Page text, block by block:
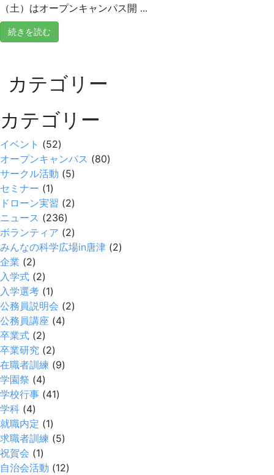
（土）はオープンキャンパス開 ...
続きを読む
カテゴリー
カテゴリー
イベント (52)
オープンキャンパス (80)
サークル活動 (5)
セミナー (1)
ドローン実習 (2)
ニュース (236)
ボランティア (2)
みんなの科学広場in唐津 (2)
企業 (2)
入学式 (2)
入学選考 (1)
公務員説明会 (2)
公務員講座 (4)
卒業式 (2)
卒業研究 (2)
在職者訓練 (9)
学園祭 (4)
学校行事 (41)
学科 (4)
就職内定 (1)
求職者訓練 (5)
祝賀会 (1)
自治会活動 (12)